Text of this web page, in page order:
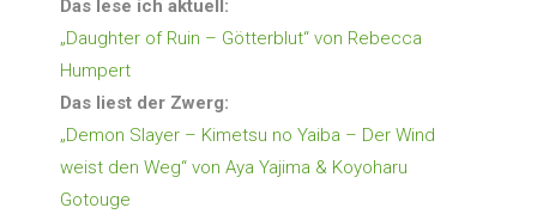
Das lese ich aktuell:
„Daughter of Ruin – Götterblut“ von Rebecca
Humpert
Das liest der Zwerg:
„Demon Slayer – Kimetsu no Yaiba – Der Wind
weist den Weg“ von Aya Yajima & Koyoharu
Gotouge